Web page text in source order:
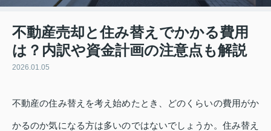
不動産売却と住み替えでかかる費用
は？内訳や資金計画の注意点も解説
2026.01.05
不動産の住み替えを考え始めたとき、どのくらいの費用がか
かるのか気になる方は多いのではないでしょうか。住み替え